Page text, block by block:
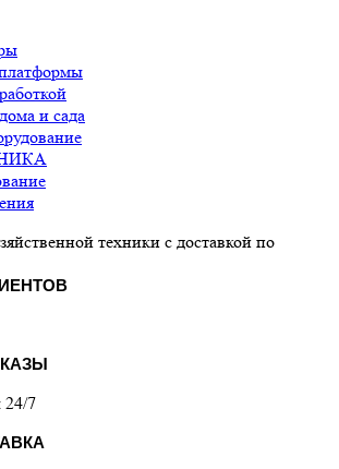
и сада
техники с доставкой по
24/7